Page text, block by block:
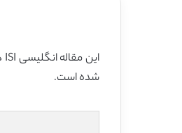
این مقاله انگلیسی ISI در نشریه الزویر در 7 صفحه در سال 2013 منتشر شده و ترجمه آن 13 صفحه میباشد. کیفیت ترجمه این مقاله ویژه – طلایی
شده است.